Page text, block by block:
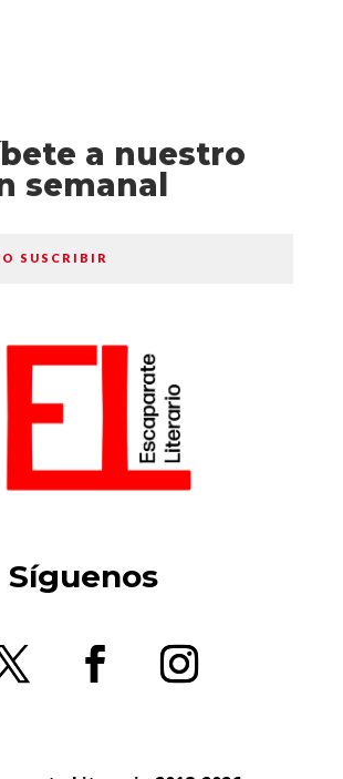
a nuestro
semanal
SUSCRIBIR
Síguenos